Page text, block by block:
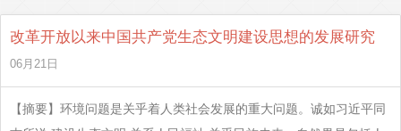
改革开放以来中国共产党生态文明建设思想的发展研究
06月21日
【摘要】环境问题是关乎着人类社会发展的重大问题。诚如习近平同